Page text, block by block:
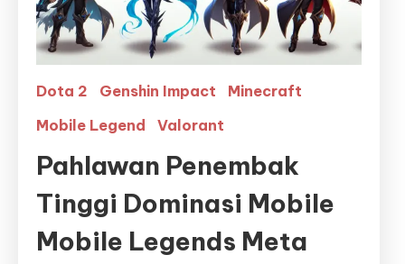
Dota 2 Genshin Impact
Minecraft
Mobile Legend
Valorant
Pahlawan Penembak
Tinggi Dominasi Mobile
Mobile Legends Meta